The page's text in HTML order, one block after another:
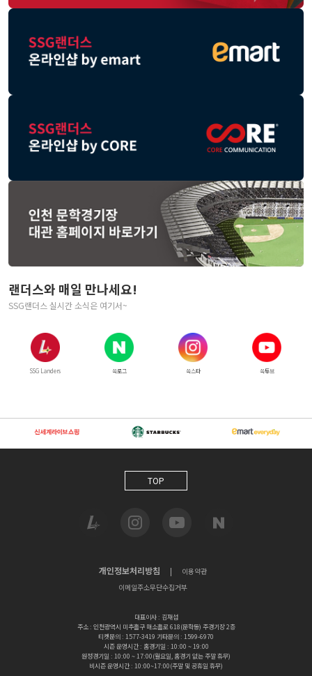
랜더스와 매일 만나세요!
SSG랜더스 실시간 소식은 여기서~
SSG Landers 쓱로그 쓱스타 쓱튜브
TOP
개인정보처리방침 |
이용약관
이메일주소무단수집거부
대표이사 : 김재섭
주소 : 인천광역시 미추홀구 매소홀로 618(문학동) 주경기장 2층
티켓문의 : 1577-3419 기타문의 : 1599-6970
시즌 운영시간 : 홈경기일 : 10:00 ~ 19:00
원정경기일 : 10:00 ~ 17:00(월요일, 홈경기 없는 주말 휴무)
비시즌 운영시간 : 10:00~17:00(주말 및 공휴일 휴무)